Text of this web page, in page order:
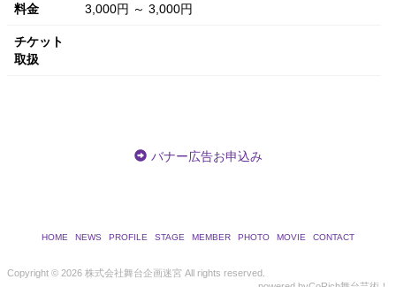
料金 3,000円 ～ 3,000円
チケット
取扱
バナー広告お申込み
HOME NEWS PROFILE STAGE MEMBER PHOTO MOVIE CONTACT
Copyright © 2026 株式会社舞台企画迷宮 All rights reserved.